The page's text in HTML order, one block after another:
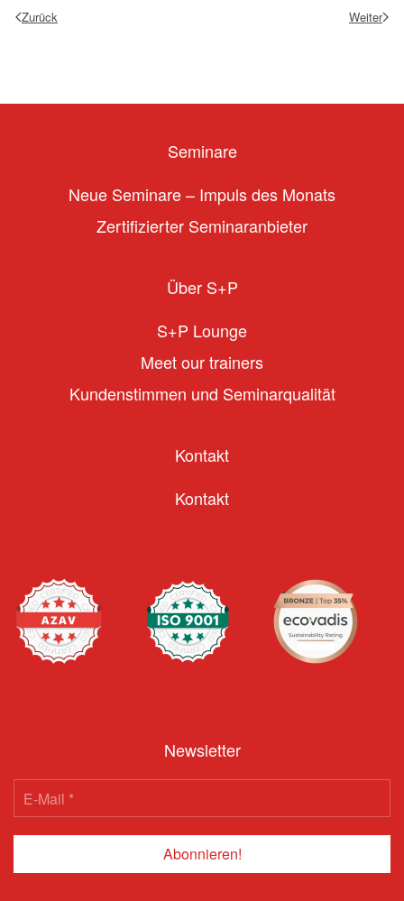
Zurück Weiter
Seminare
Neue Seminare – Impuls des Monats
Zertifizierter Seminaranbieter
Über S+P
S+P Lounge
Meet our trainers
Kundenstimmen und Seminarqualität
Kontakt
Kontakt
Newsletter